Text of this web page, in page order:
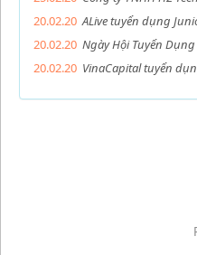
20.02.20 ALive tuyển dụng
20.02.20 Ngày Hội Tuyển
20.02.20 VinaCapital tuyển